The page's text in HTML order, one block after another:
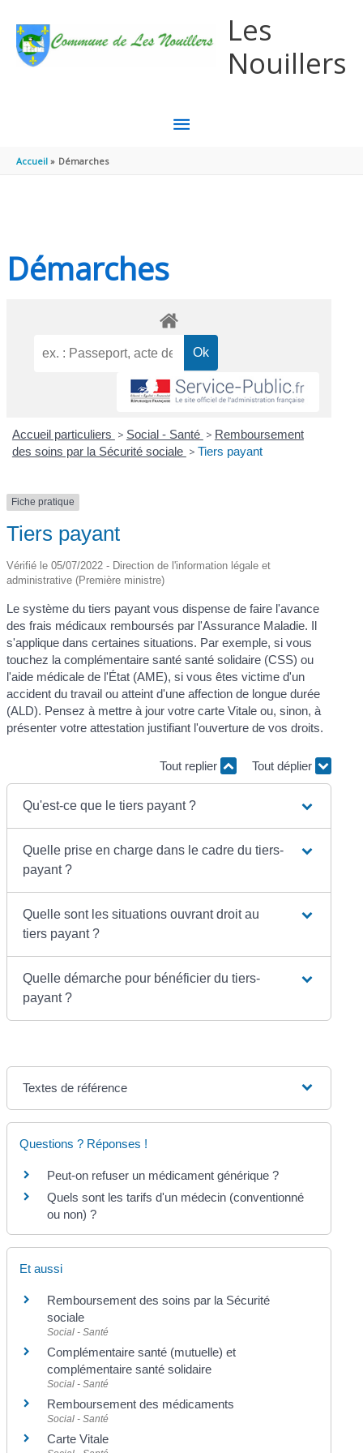
Les
Nouillers
MENU
Accueil Démarches
Démarches
Accueil particuliers > Social - Santé > Remboursement
des soins par la Sécurité sociale > Tiers payant
Fiche pratique
Tiers payant
Vérifié le 05/07/2022 - Direction de l'information légale et
administrative (Première ministre)
Le système du tiers payant vous dispense de faire l'avance
des frais médicaux remboursés par l'Assurance Maladie. Il
s'applique dans certaines situations. Par exemple, si vous
touchez la complémentaire santé santé solidaire (CSS) ou
l'aide médicale de l'État (AME), si vous êtes victime d'un
accident du travail ou atteint d'une affection de longue durée
(ALD). Pensez à mettre à jour votre carte Vitale ou, sinon, à
présenter votre attestation justifiant l'ouverture de vos droits.
Tout replier Tout déplier
Qu'est-ce que le tiers payant ?
Quelle prise en charge dans le cadre du tiers-
payant ?
Quelle sont les situations ouvrant droit au
tiers payant ?
Quelle démarche pour bénéficier du tiers-
payant ?
Textes de référence
Questions ? Réponses !
Peut-on refuser un médicament générique ?
Quels sont les tarifs d'un médecin (conventionné
ou non) ?
Et aussi
Remboursement des soins par la Sécurité
sociale
Social - Santé
Complémentaire santé (mutuelle) et
complémentaire santé solidaire
Social - Santé
Remboursement des médicaments
Social - Santé
Carte Vitale